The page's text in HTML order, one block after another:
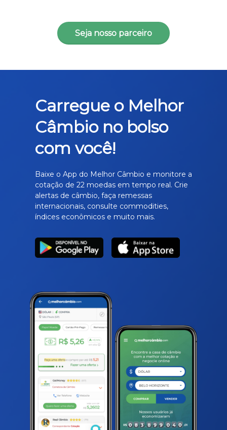
Seja nosso parceiro
Carregue o Melhor
Câmbio no bolso
com você!
Baixe o App do Melhor Câmbio e monitore a
cotação de 22 moedas em tempo real. Crie
alertas de câmbio, faça remessas
internacionais, consulte commodities,
índices econômicos e muito mais.